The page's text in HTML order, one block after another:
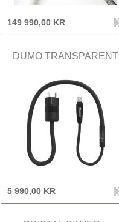
149 990,00 KR
DUMO TRANSPARENT
5 990,00 KR